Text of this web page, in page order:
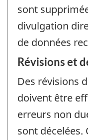
sont
divulgation
de données
Révisions et
Des révisions
doivent être
erreurs non
sont décelées.